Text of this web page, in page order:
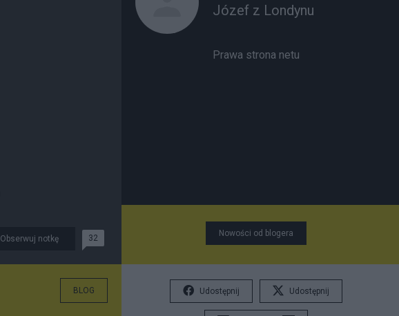
Obserwuj notkę 32
BLOG
Józef z Londynu
Prawa strona netu
Nowości od blogera
Udostępnij Udostępnij